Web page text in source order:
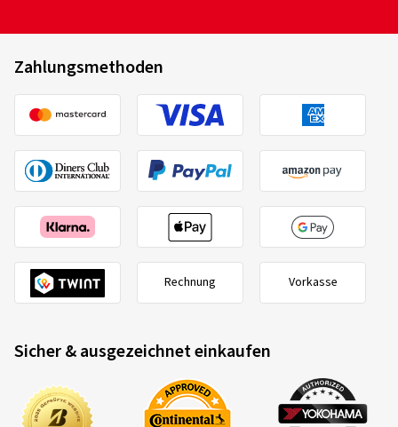
Zahlungsmethoden
Rechnung Vorkasse
Sicher & ausgezeichnet einkaufen